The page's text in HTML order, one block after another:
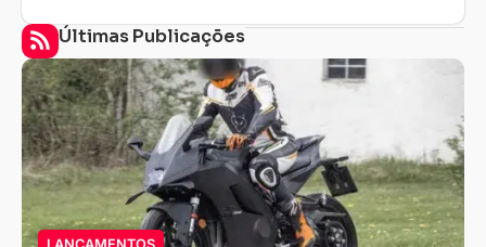
Últimas Publicações